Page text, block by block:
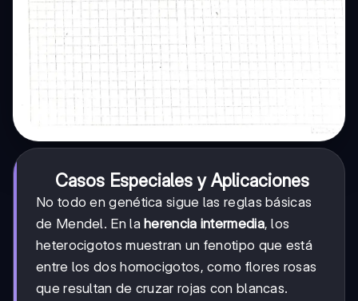
Casos Especiales y Aplicaciones
No todo en genética sigue las reglas básicas
de Mendel. En laherencia intermedia, los
heterocigotos muestran un fenotipo que está
entre los dos homocigotos, como flores rosas
que resultan de cruzar rojas con blancas.